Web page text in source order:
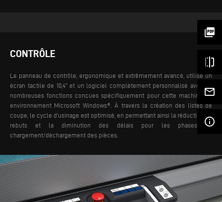
picture_as_pdf
flip
mail_outline
info_outline
CONTRÔLE
Le panneau de contrôle, ergonomique et extrêmement avancé, utilise un
écran tactile de 10,4" et un logiciel complètement personnalisé avec de
nombreuses fonctions conçues spécifiquement pour cette machine en
environnement Microsoft Windows®. À travers la création des listes de
coupe, le cycle d'usinage est optimisé, en permettant ainsi la réduction de
rebuts et la diminution des délais pour les phases de
chargement/déchargement des pièces.